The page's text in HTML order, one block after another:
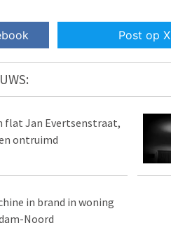
Post op X
flat Jan Evertsenstraat,
ontruimd
in brand in woning
Noord